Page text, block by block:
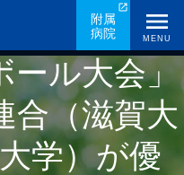
附属
病院
MENU
学法人等近
ール大会」
合（滋賀大
学）が優